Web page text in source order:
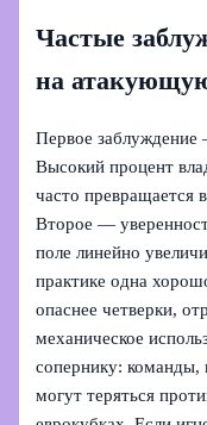
Частые
на
Первое заблуждение
Высокий процент
часто превращается
Второе —
поле линейно
практике одна
опаснее четверки,
механическое
сопернику: команды,
могут теряться